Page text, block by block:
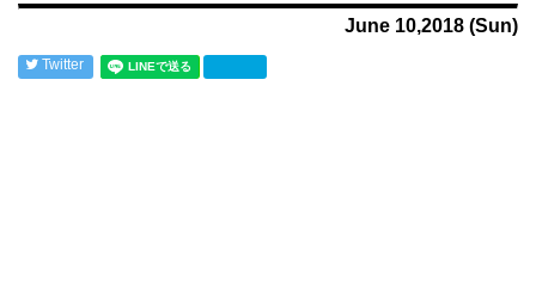
June 10,2018 (Sun)
Twitter